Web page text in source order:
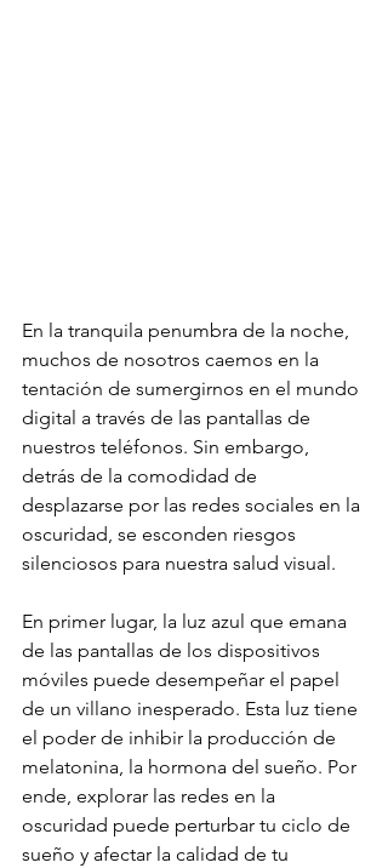
En la tranquila penumbra de la noche,
muchos de nosotros caemos en la
tentación de sumergirnos en el mundo
digital a través de las pantallas de
nuestros teléfonos. Sin embargo,
detrás de la comodidad de
desplazarse por las redes sociales en la
oscuridad, se esconden riesgos
silenciosos para nuestra salud visual.
En primer lugar, la luz azul que emana
de las pantallas de los dispositivos
móviles puede desempeñar el papel
de un villano inesperado. Esta luz tiene
el poder de inhibir la producción de
melatonina, la hormona del sueño. Por
ende, explorar las redes en la
oscuridad puede perturbar tu ciclo de
sueño y afectar la calidad de tu